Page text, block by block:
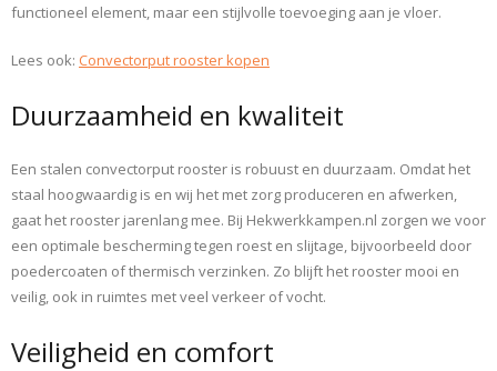
functioneel element, maar een stijlvolle toevoeging aan je vloer.
Lees ook: Convectorput rooster kopen
Duurzaamheid en kwaliteit
Een stalen convectorput rooster is robuust en duurzaam. Omdat het
staal hoogwaardig is en wij het met zorg produceren en afwerken,
gaat het rooster jarenlang mee. Bij Hekwerkkampen.nl zorgen we voor
een optimale bescherming tegen roest en slijtage, bijvoorbeeld door
poedercoaten of thermisch verzinken. Zo blijft het rooster mooi en
veilig, ook in ruimtes met veel verkeer of vocht.
Veiligheid en comfort